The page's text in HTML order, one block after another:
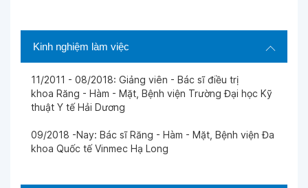
Kinh nghiệm làm việc
11/2011 - 08/2018: Giảng viên - Bác sĩ điều trị
khoa Răng - Hàm - Mặt, Bệnh viện Trường Đại học Kỹ
thuật Y tế Hải Dương
09/2018 -Nay: Bác sĩ Răng - Hàm - Mặt, Bệnh viện Đa
khoa Quốc tế Vinmec Hạ Long
Ngày 21-12-2025